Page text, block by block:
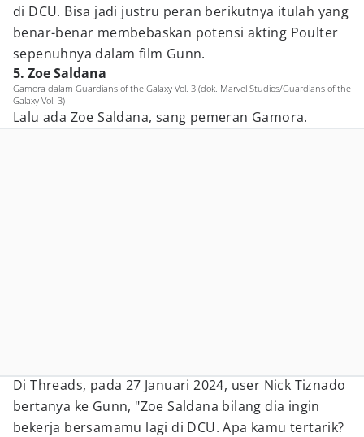
di DCU. Bisa jadi justru peran berikutnya itulah yang
benar-benar membebaskan potensi akting Poulter
sepenuhnya dalam film Gunn.
5. Zoe Saldana
Gamora dalam Guardians of the Galaxy Vol. 3 (dok. Marvel Studios/Guardians of the
Galaxy Vol. 3)
Lalu ada Zoe Saldana, sang pemeran Gamora.
Di Threads, pada 27 Januari 2024, user Nick Tiznado
bertanya ke Gunn, "Zoe Saldana bilang dia ingin
bekerja bersamamu lagi di DCU. Apa kamu tertarik?